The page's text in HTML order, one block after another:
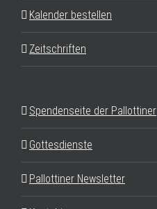
Kalender bestellen
Zeitschriften
Spendenseite der Pallottiner
Gottesdienste
Pallottiner Newsletter